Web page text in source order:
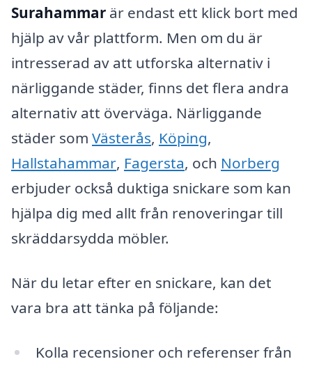
Surahammar är endast ett klick bort med
hjälp av vår plattform. Men om du är
intresserad av att utforska alternativ i
närliggande städer, finns det flera andra
alternativ att överväga. Närliggande
städer som Västerås, Köping,
Hallstahammar, Fagersta, och Norberg
erbjuder också duktiga snickare som kan
hjälpa dig med allt från renoveringar till
skräddarsydda möbler.
När du letar efter en snickare, kan det
vara bra att tänka på följande:
Kolla recensioner och referenser från